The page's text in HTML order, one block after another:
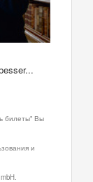
билеты" Вы
и